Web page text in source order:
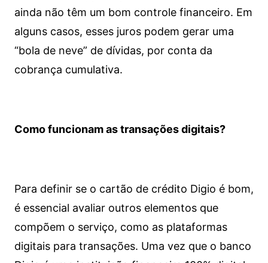
ainda não têm um bom controle financeiro. Em
alguns casos, esses juros podem gerar uma
“bola de neve” de dívidas, por conta da
cobrança cumulativa.
Como funcionam as transações digitais?
Para definir se o cartão de crédito Digio é bom,
é essencial avaliar outros elementos que
compõem o serviço, como as plataformas
digitais para transações. Uma vez que o banco